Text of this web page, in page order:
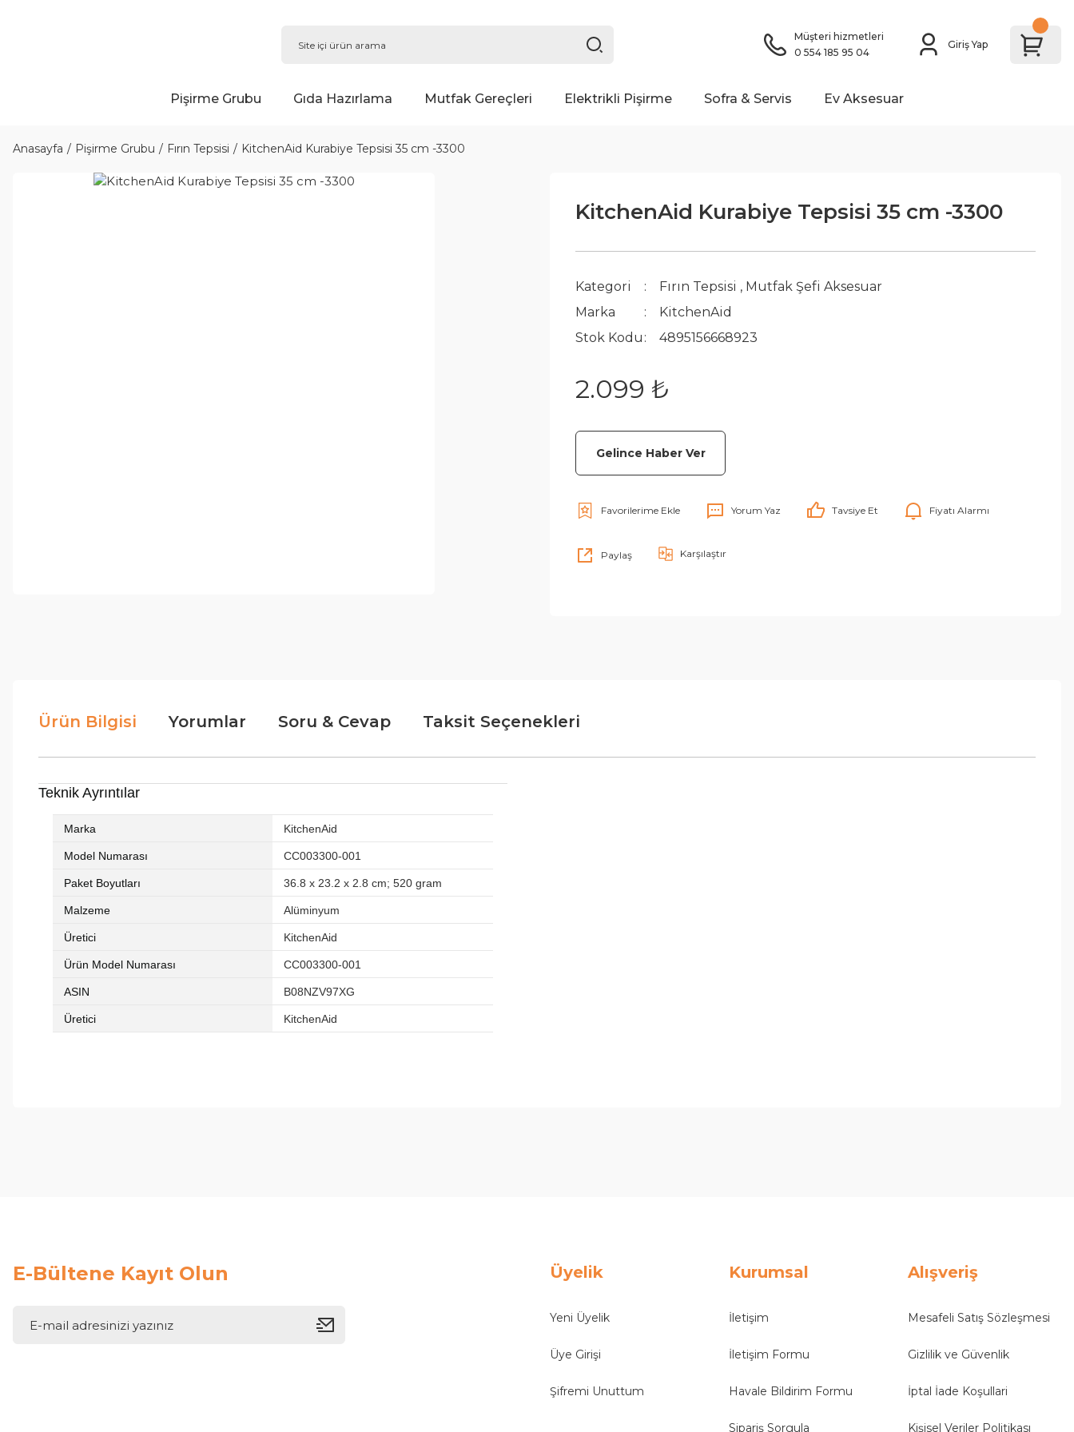
Müşteri hizmetleri
0 554 185 95 04
Giriş Yap
Pişirme Grubu Gıda Hazırlama Mutfak Gereçleri Elektrikli Pişirme Sofra & Servis Ev Aksesuar
Anasayfa Pişirme Grubu Fırın Tepsisi KitchenAid Kurabiye Tepsisi 35 cm -3300
KitchenAid Kurabiye Tepsisi 35 cm -3300
Kategori Fırın Tepsisi , Mutfak Şefi Aksesuar
Marka
KitchenAid
Stok Kodu
4895156668923
2.099 ₺
Gelince Haber Ver
Yorum Yaz Tavsiye Et Fiyatı Alarmı
Paylaş Karşılaştır
Ürün Bilgisi Yorumlar Soru & Cevap Taksit Seçenekleri
Teknik Ayrıntılar
Marka ‎KitchenAid
Model Numarası ‎CC003300-001
Paket Boyutları ‎36.8 x 23.2 x 2.8 cm; 520 gram
Malzeme ‎Alüminyum
Üretici ‎KitchenAid
Ürün Model Numarası ‎CC003300-001
ASIN ‎B08NZV97XG
Üretici ‎KitchenAid
E-Bültene Kayıt Olun Üyelik
Yeni Üyelik
Üye Girişi
Şifremi Unuttum
Kurumsal
İletişim
İletişim Formu
Havale Bildirim Formu
Sipariş Sorgula
Alışveriş
Mesafeli Satış Sözleşmesi
Gizlilik ve Güvenlik
İptal İade Koşullari
Kişisel Veriler Politikası